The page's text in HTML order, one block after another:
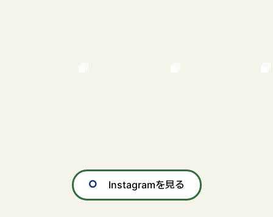
Instagramを見る